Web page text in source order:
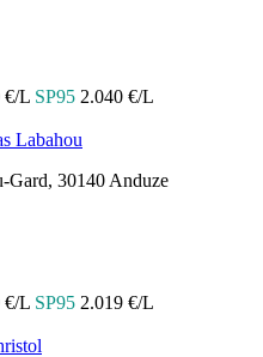
€/L SP95 2.040 €/L
Labahou
Gard, 30140 Anduze
€/L SP95 2.019 €/L